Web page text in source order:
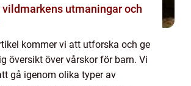
vildmarkens utmaningar och
kommer vi att utforska och ge
översikt över vårskor för barn. Vi
gå igenom olika typer av